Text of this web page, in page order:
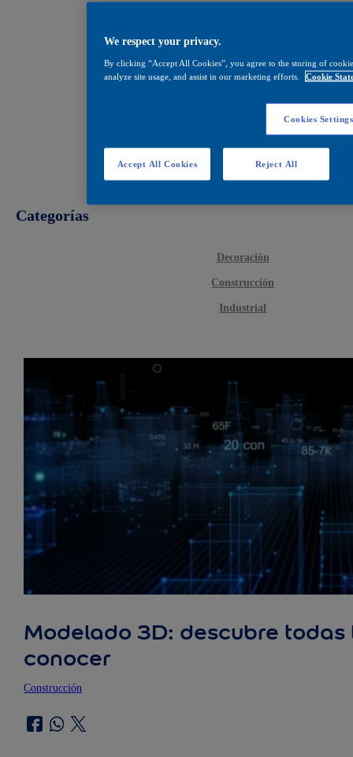
Categorías
Decoración
Construcción
Industrial
Modelado 3D: descubre
conocer
Construcción
We respect your privacy.
By clicking “Accept All Cookies”, you agree to the storing of
analyze site usage, and assist in our marketing efforts.
Cookie
Cookies Settings
Reject All
Accept All Cookies